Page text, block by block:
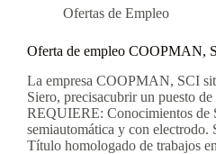
Ofertas de Empleo
Oferta de empleo COOPMAN,
La empresa COOPMAN, SCI
Siero, precisacubrir un puesto
REQUIERE: Conocimientos de
semiautomática y con
Título homologado de trabajos